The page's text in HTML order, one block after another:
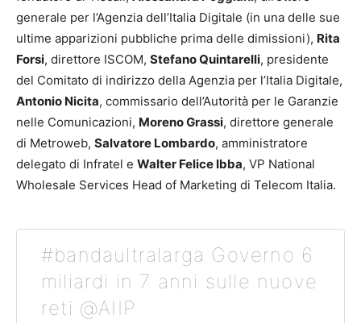
generale per l’Agenzia dell’Italia Digitale (in una delle sue
ultime apparizioni pubbliche prima delle dimissioni), Rita
Forsi, direttore ISCOM, Stefano Quintarelli, presidente
del Comitato di indirizzo della Agenzia per l’Italia Digitale,
Antonio Nicita, commissario dell’Autorità per le Garanzie
nelle Comunicazioni, Moreno Grassi, direttore generale
di Metroweb, Salvatore Lombardo, amministratore
delegato di Infratel e Walter Felice Ibba, VP National
Wholesale Services Head of Marketing di Telecom Italia.
#bandaultralarga Governo 6
miliardi in 7 anni sulle nuove
reti @AIIP